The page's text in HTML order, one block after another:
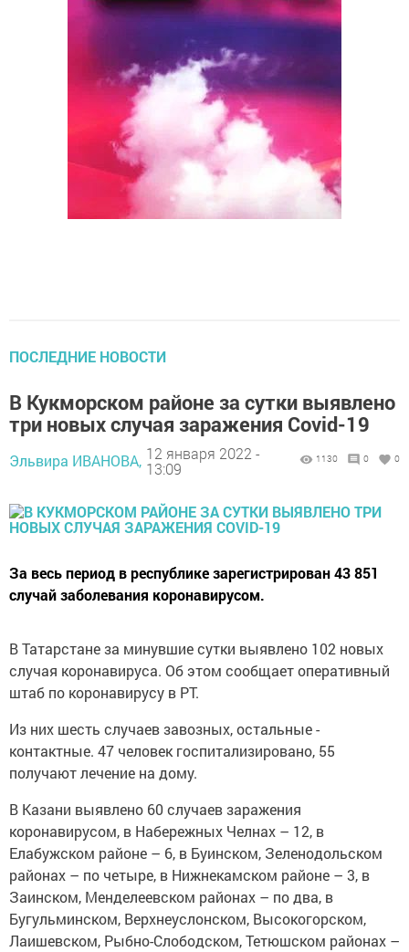
ПОСЛЕДНИЕ НОВОСТИ
В Кукморском районе за сутки выявлено
три новых случая заражения Covid-19
Эльвира ИВАНОВА, 12 января 2022 -
13:09
1130 0 0
За весь период в республике зарегистрирован 43 851
случай заболевания коронавирусом.
В Татарстане за минувшие сутки выявлено 102 новых
случая коронавируса. Об этом сообщает оперативный
штаб по коронавирусу в РТ.
Из них шесть случаев завозных, остальные -
контактные. 47 человек госпитализировано, 55
получают лечение на дому.
В Казани выявлено 60 случаев заражения
коронавирусом, в Набережных Челнах – 12, в
Елабужском районе – 6, в Буинском, Зеленодольском
районах – по четыре, в Нижнекамском районе – 3, в
Заинском, Менделеевском районах – по два, в
Бугульминском, Верхнеуслонском, Высокогорском,
Лаишевском, Рыбно-Слободском, Тетюшском районах –